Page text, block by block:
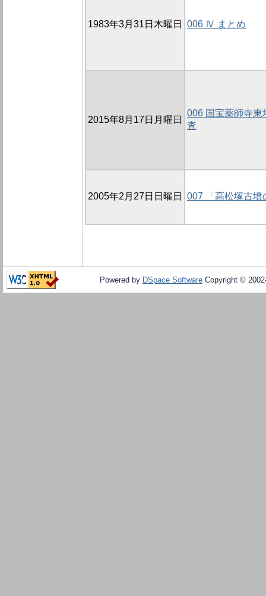
1983年3月31日木曜日 006 Ⅳ まとめ
2015年8月17日月曜日
006 国宝薬師寺東
査
2005年2月27日日曜日 007 「高松塚古
Powered by DSpace Software Copyright ©